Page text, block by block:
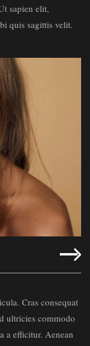
sapien elit,
quis sagittis velit.
Cras consequat
ultricies commodo
a efficitur. Aenean